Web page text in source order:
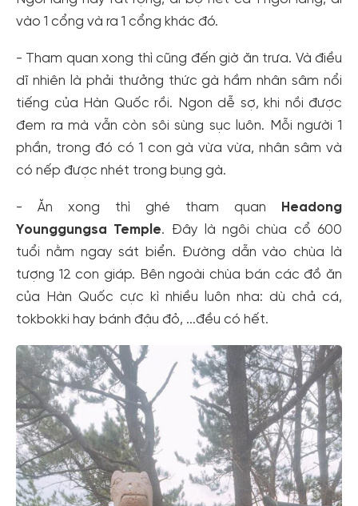
vào 1 cổng và ra 1 cổng khác đó.
- Tham quan xong thì cũng đến giờ ăn trưa. Và điều
dĩ nhiên là phải thưởng thức gà hầm nhân sâm nổi
tiếng của Hàn Quốc rồi. Ngon dễ sợ, khi nồi được
đem ra mà vẫn còn sôi sùng sục luôn. Mỗi người 1
phần, trong đó có 1 con gà vừa vừa, nhân sâm và
có nếp được nhét trong bụng gà.
- Ăn xong thì ghé tham quan
Headong
Younggungsa Temple. Đây là ngôi chùa cổ 600
tuổi nằm ngay sát biển. Đường dẫn vào chùa là
tượng 12 con giáp. Bên ngoài chùa bán các đồ ăn
của Hàn Quốc cực kì nhiều luôn nha: dù chả cá,
tokbokki hay bánh đậu đỏ, ...đều có hết.